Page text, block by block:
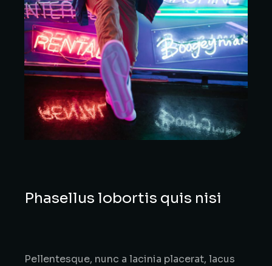
Phasellus lobortis quis nisi
Pellentesque, nunc a lacinia placerat, lacus